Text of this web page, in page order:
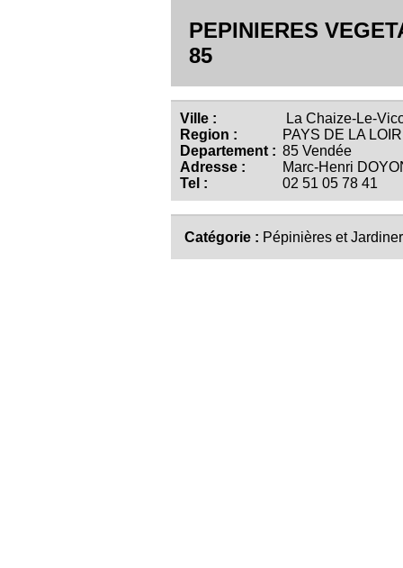
PEPINIERES
85
Ville :
La Chaize-Le-
Region :
PAYS DE LA
Departement : 85 Vendée
Adresse :
Marc-Henri
Tel :
02 51 05 78 41
Catégorie : Pépinières et